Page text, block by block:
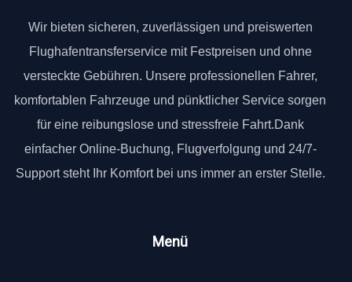
Wir bieten sicheren, zuverlässigen und preiswerten
Flughafentransferservice mit Festpreisen und ohne
versteckte Gebühren. Unsere professionellen Fahrer,
komfortablen Fahrzeuge und pünktlicher Service sorgen
für eine reibungslose und stressfreie Fahrt.Dank
einfacher Online-Buchung, Flugverfolgung und 24/7-
Support steht Ihr Komfort bei uns immer an erster Stelle.
Menü